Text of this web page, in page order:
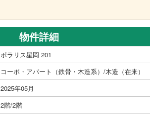
物件詳細
ポラリス星岡 201
コーポ・アパート（鉄骨・木造系）/木造（在来）
2025年05月
2階/2階